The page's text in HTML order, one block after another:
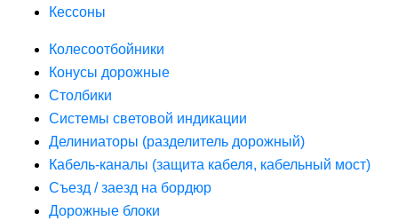
Кессоны
Колесоотбойники
Конусы дорожные
Столбики
Системы световой индикации
Делиниаторы (разделитель дорожный)
Кабель-каналы (защита кабеля, кабельный мост)
Съезд / заезд на бордюр
Дорожные блоки